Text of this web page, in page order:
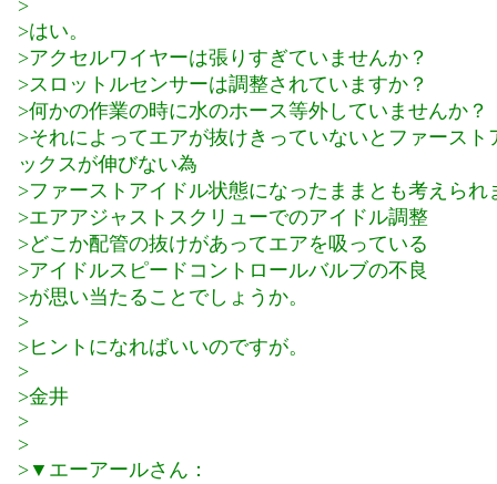
>
>はい。
>アクセルワイヤーは張りすぎていませんか？
>スロットルセンサーは調整されていますか？
>何かの作業の時に水のホース等外していませんか？
>それによってエアが抜けきっていないとファースト
ックスが伸びない為
>ファーストアイドル状態になったままとも考えられ
>エアアジャストスクリューでのアイドル調整
>どこか配管の抜けがあってエアを吸っている
>アイドルスピードコントロールバルブの不良
>が思い当たることでしょうか。
>
>ヒントになればいいのですが。
>
>金井
>
>
>▼エーアールさん：